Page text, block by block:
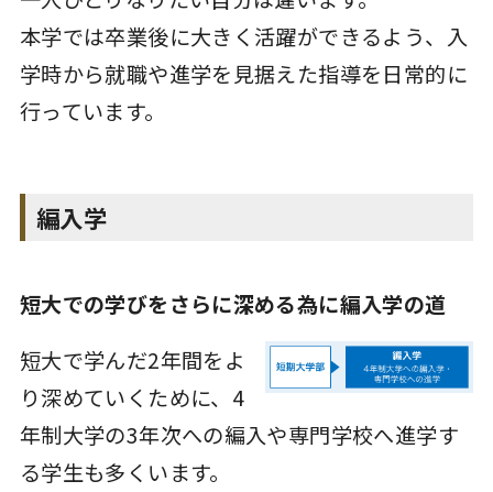
本学では卒業後に大きく活躍ができるよう、入
学時から就職や進学を見据えた指導を日常的に
行っています。
編入学
短大での学びをさらに深める為に編入学の道
短大で学んだ2年間をよ
り深めていくために、4
年制大学の3年次への編入や専門学校へ進学す
る学生も多くいます。